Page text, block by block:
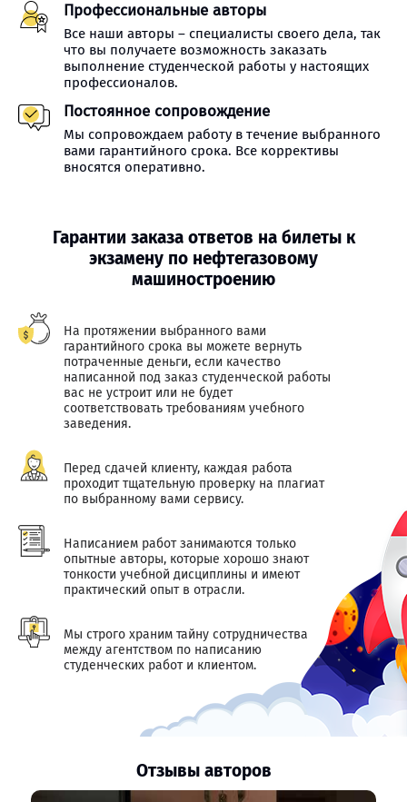
Профессиональные авторы
Все наши авторы – специалисты своего дела, так
что вы получаете возможность заказать
выполнение студенческой работы у настоящих
профессионалов.
Постоянное сопровождение
Мы сопровождаем работу в течение выбранного
вами гарантийного срока. Все коррективы
вносятся оперативно.
Гарантии заказа ответов на билеты к
экзамену по нефтегазовому
машиностроению
На протяжении выбранного вами
гарантийного срока вы можете вернуть
потраченные деньги, если качество
написанной под заказ студенческой работы
вас не устроит или не будет
соответствовать требованиям учебного
заведения.
Перед сдачей клиенту, каждая работа
проходит тщательную проверку на плагиат
по выбранному вами сервису.
Написанием работ занимаются только
опытные авторы, которые хорошо знают
тонкости учебной дисциплины и имеют
практический опыт в отрасли.
Мы строго храним тайну сотрудничества
между агентством по написанию
студенческих работ и клиентом.
Отзывы авторов